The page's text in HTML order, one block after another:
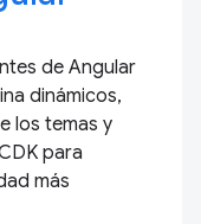
de Angular
dinámicos,
los temas y
para
más